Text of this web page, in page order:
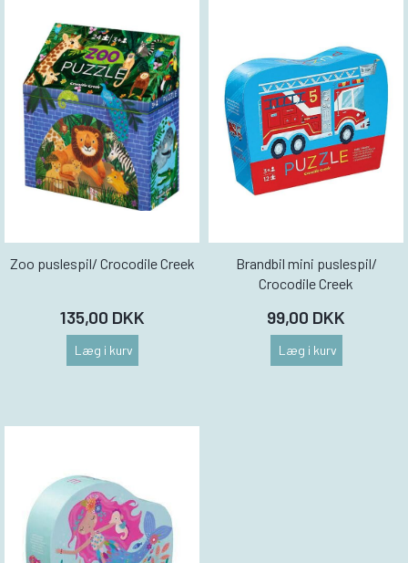
Zoo puslespil/ Crocodile Creek
135,00 DKK
Læg i kurv
Brandbil mini puslespil/
Crocodile Creek
99,00 DKK
Læg i kurv